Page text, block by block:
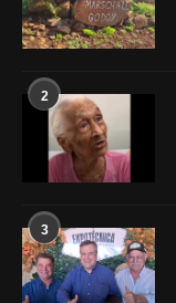
2
3